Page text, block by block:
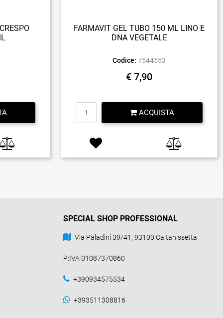
FARMAVIT GEL TUBO 150 ML LINO E
DNA VEGETALE
Codice: 7544553
€ 7,90
ACQUISTA
SPECIAL SHOP PROFESSIONAL
Via Paladini 39/41, 93100 Caltanissetta
P:IVA 01087370860
+390934575534
+393511308816